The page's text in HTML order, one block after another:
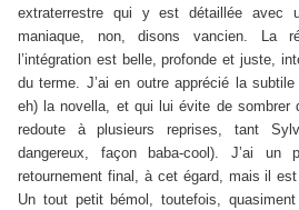
extraterrestre qui y est détaillée avec
maniaque, non, disons vancien. La
l’intégration est belle, profonde et juste,
du terme. J’ai en outre apprécié la
eh) la novella, et qui lui évite de sombrer
redoute à plusieurs reprises, tant
dangereux, façon baba-cool). J’ai un
retournement final, à cet égard, mais il
Un tout petit bémol, toutefois,